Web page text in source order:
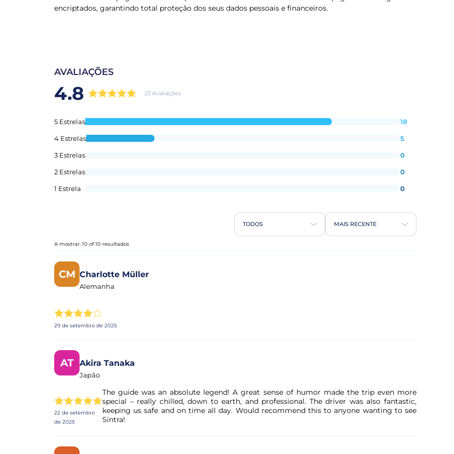
encriptados, garantindo total proteção dos seus dados pessoais e financeiros.
AVALIAÇÕES
4.8 23 Avaliações
5 Estrelas 18
4 Estrelas 5
3 Estrelas 0
2 Estrelas 0
1 Estrela 0
TODOS MAIS RECENTE
A mostrar: 10 of 10 resultados
CM Charlotte Müller
Alemanha
29 de setembro de 2025
AT Akira Tanaka
Japão
22 de setembro
de 2025
The guide was an absolute legend! A great sense of humor made the trip even more
special – really chilled, down to earth, and professional. The driver was also fantastic,
keeping us safe and on time all day. Would recommend this to anyone wanting to see
Sintra!